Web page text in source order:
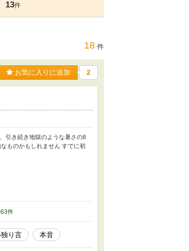
13件
18 件
お気に入りに追加 2
引き続き地獄のような暑さの8
ものかもしれません すでに初
件
り言 本音